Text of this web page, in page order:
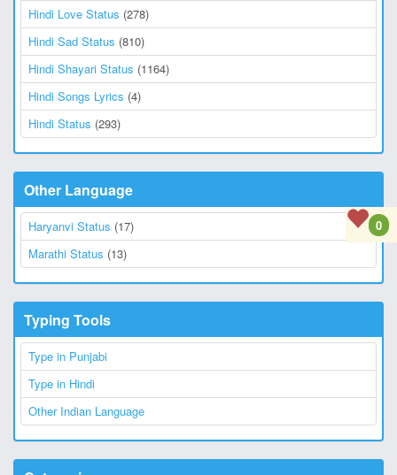
Hindi Love Status (278)
Hindi Sad Status (810)
Hindi Shayari Status (1164)
Hindi Songs Lyrics (4)
Hindi Status (293)
Other Language
Haryanvi Status (17)
Marathi Status (13)
Typing Tools
Type in Punjabi
Type in Hindi
Other Indian Language
0